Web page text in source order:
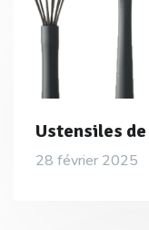
Ustensiles
28 février 2025